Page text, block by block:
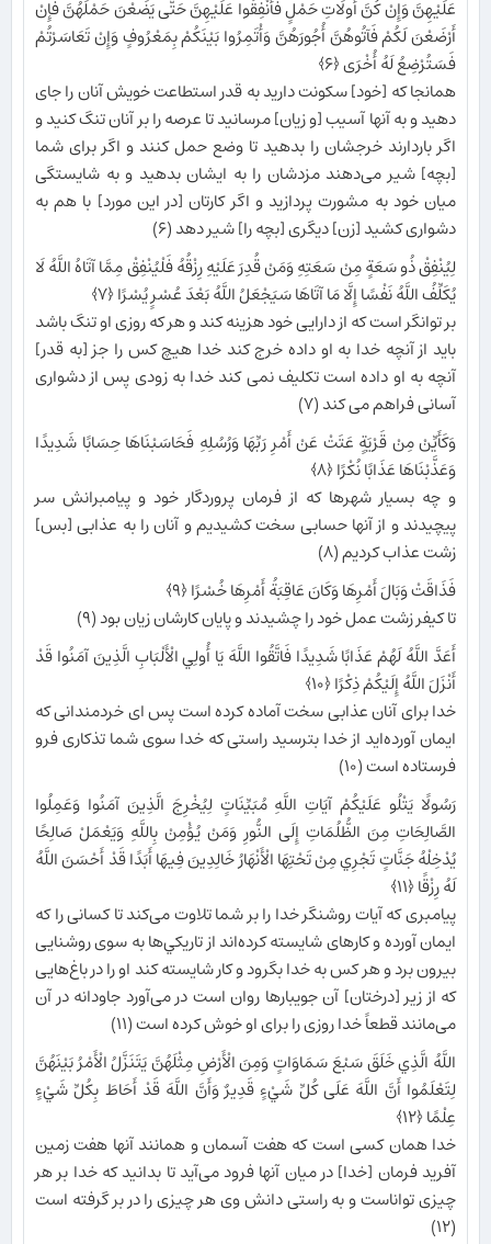
عَلَيْهِنَّ وَإِنْ كُنَّ أُولَاتِ حَمْلٍ فَأَنْفِقُوا عَلَيْهِنَّ حَتَّى يَضَعْنَ حَمْلَهُنَّ فَإِنْ
أَرْضَعْنَ لَكُمْ فَآتُوهُنَّ أُجُورَهُنَّ وَأْتَمِرُوا بَيْنَكُمْ بِمَعْرُوفٍ وَإِنْ تَعَاسَرْتُمْ
فَسَتُرْضِعُ لَهُ أُخْرَى ﴿۶﴾
همانجا كه [خود] سكونت داريد به قدر استطاعت‏ خويش آنان را جاى
دهيد و به آنها آسيب [و زيان] مرسانيد تا عرصه را بر آنان تنگ كنيد و
اگر باردارند خرجشان را بدهيد تا وضع حمل كنند و اگر براى شما
[بچه] شير مى‏‌دهند مزدشان را به ايشان بدهيد و به شايستگى
ميان خود به مشورت پردازيد و اگر كارتان [در اين مورد] با هم به
دشوارى كشيد [زن] ديگرى [بچه را] شير دهد (۶)
لِيُنْفِقْ ذُو سَعَةٍ مِنْ سَعَتِهِ وَمَنْ قُدِرَ عَلَيْهِ رِزْقُهُ فَلْيُنْفِقْ مِمَّا آتَاهُ اللَّهُ لَا
يُكَلِّفُ اللَّهُ نَفْسًا إِلَّا مَا آتَاهَا سَيَجْعَلُ اللَّهُ بَعْدَ عُسْرٍ يُسْرًا ﴿۷﴾
بر توانگر است كه از دارايى خود هزينه كند و هر كه روزى او تنگ باشد
بايد از آنچه خدا به او داده خرج كند خدا هيچ كس را جز [به قدر]
آنچه به او داده است تكليف نمى ‏كند خدا به زودى پس از دشوارى
آسانى فراهم مى ‏كند (۷)
وَكَأَيِّنْ مِنْ قَرْيَةٍ عَتَتْ عَنْ أَمْرِ رَبِّهَا وَرُسُلِهِ فَحَاسَبْنَاهَا حِسَابًا شَدِيدًا
وَعَذَّبْنَاهَا عَذَابًا نُكْرًا ﴿۸﴾
و چه بسيار شهرها كه از فرمان پروردگار خود و پيامبرانش سر
پيچيدند و از آنها حسابى سخت كشيديم و آنان را به عذابى [بس]
زشت عذاب كرديم (۸)
فَذَاقَتْ وَبَالَ أَمْرِهَا وَكَانَ عَاقِبَةُ أَمْرِهَا خُسْرًا ﴿۹﴾
تا كيفر زشت عمل خود را چشيدند و پايان كارشان زيان بود (۹)
أَعَدَّ اللَّهُ لَهُمْ عَذَابًا شَدِيدًا فَاتَّقُوا اللَّهَ يَا أُولِي الْأَلْبَابِ الَّذِينَ آمَنُوا قَدْ
أَنْزَلَ اللَّهُ إِلَيْكُمْ ذِكْرًا ﴿۱۰﴾
خدا براى آنان عذابى سخت آماده كرده است پس اى خردمندانى كه
ايمان آورده‏‌ايد از خدا بترسيد راستى كه خدا سوى شما تذكارى فرو
فرستاده است (۱۰)
رَسُولًا يَتْلُو عَلَيْكُمْ آيَاتِ اللَّهِ مُبَيِّنَاتٍ لِيُخْرِجَ الَّذِينَ آمَنُوا وَعَمِلُوا
الصَّالِحَاتِ مِنَ الظُّلُمَاتِ إِلَى النُّورِ وَمَنْ يُؤْمِنْ بِاللَّهِ وَيَعْمَلْ صَالِحًا
يُدْخِلْهُ جَنَّاتٍ تَجْرِي مِنْ تَحْتِهَا الْأَنْهَارُ خَالِدِينَ فِيهَا أَبَدًا قَدْ أَحْسَنَ اللَّهُ
لَهُ رِزْقًا ﴿۱۱﴾
پيامبرى كه آيات روشنگر خدا را بر شما تلاوت مى‌‏كند تا كسانى را كه
ايمان آورده و كارهاى شايسته كرده‌اند از تاريكي‌ها به سوى روشنايى
بيرون برد و هر كس به خدا بگرود و كار شايسته كند او را در باغ‌هايى
كه از زير [درختان] آن جويبارها روان است در مى‌آورد جاودانه در آن
مى‏‌مانند قطعاً خدا روزى را براى او خوش كرده است (۱۱)
اللَّهُ الَّذِي خَلَقَ سَبْعَ سَمَاوَاتٍ وَمِنَ الْأَرْضِ مِثْلَهُنَّ يَتَنَزَّلُ الْأَمْرُ بَيْنَهُنَّ
لِتَعْلَمُوا أَنَّ اللَّهَ عَلَى كُلِّ شَيْءٍ قَدِيرٌ وَأَنَّ اللَّهَ قَدْ أَحَاطَ بِكُلِّ شَيْءٍ
عِلْمًا ﴿۱۲﴾
خدا همان كسى است كه هفت آسمان و همانند آنها هفت زمين
آفريد فرمان [خدا] در ميان آنها فرود مى‌آيد تا بدانيد كه خدا بر هر
چيزى تواناست و به راستى دانش وى هر چيزى را در بر گرفته است
(۱۲)